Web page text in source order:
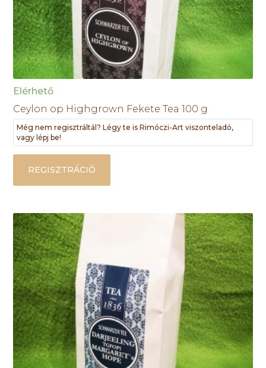
Elérhető
Ceylon op Highgrown Fekete Tea 100 g
Még nem regisztráltál? Légy te is Rimóczi-Art viszonteladó,
vagy lépj be!
REGISZTRÁCIÓ